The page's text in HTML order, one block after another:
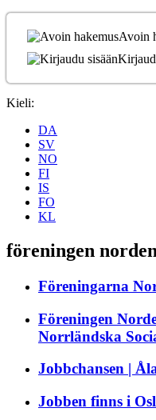
Avoin
Kieli:
DA
SV
NO
FI
IS
FO
KL
föreningen norden
Föreningarna
Föreningen
Norrländska
Jobbchansen |
Jobben finns i